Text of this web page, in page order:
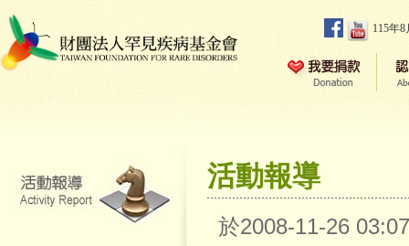
115年
活動報導
於2008-11-26